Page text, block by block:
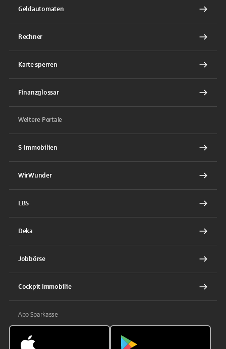
Geldautomaten
Rechner
Karte sperren
Finanzglossar
Weitere Portale
S-Immobilien
WirWunder
LBS
Deka
Jobbörse
Cockpit Immobilie
App Sparkasse